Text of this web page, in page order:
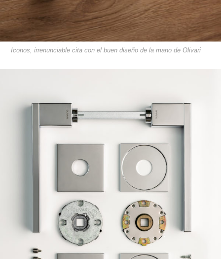
Iconos, irrenunciable cita con el buen diseño de la mano de Olivari